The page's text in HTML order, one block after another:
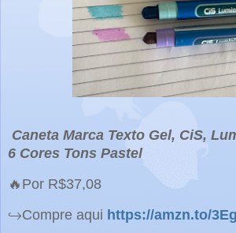
Caneta Marca Texto Gel, CiS,
6 Cores Tons Pastel
🔥Por R$37,08
↪️Compre aqui https://amzn.to/